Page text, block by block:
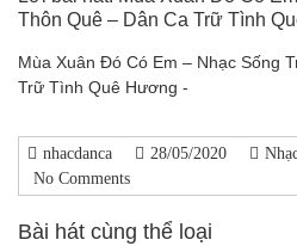
Thôn Quê – Dân Ca Trữ Tình
Mùa Xuân Đó Có Em – Nhạc Sống
Trữ Tình Quê Hương -
nhacdanca 28/05/2020
No Comments
Bài hát cùng thể loại